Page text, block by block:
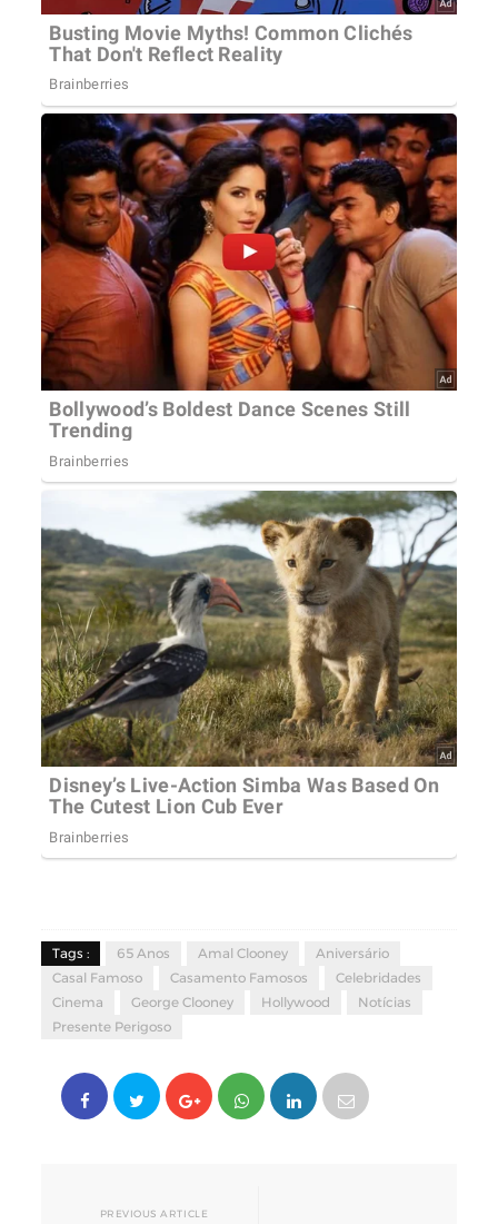
Tags : 65 Anos Amal Clooney
Aniversário
Casal Famoso
Casamento Famosos
Celebridades
Cinema
George Clooney Hollywood
Notícias
Presente Perigoso
PREVIOUS ARTICLE